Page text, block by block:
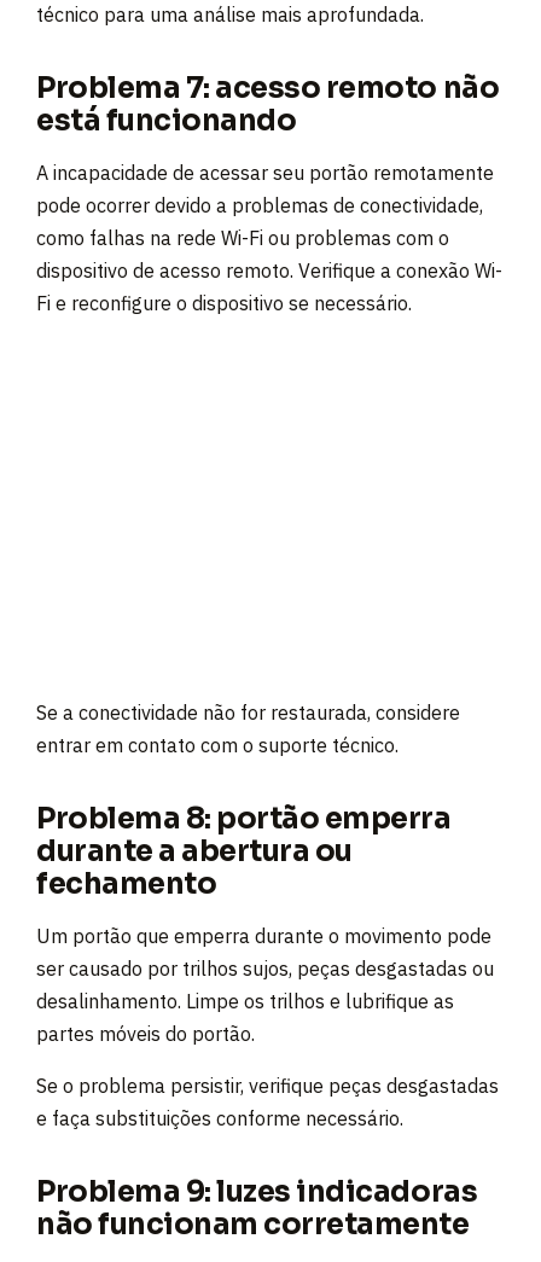
técnico para uma análise mais aprofundada.
Problema 7: acesso remoto não
está funcionando
A incapacidade de acessar seu portão remotamente
pode ocorrer devido a problemas de conectividade,
como falhas na rede Wi-Fi ou problemas com o
dispositivo de acesso remoto. Verifique a conexão Wi-
Fi e reconfigure o dispositivo se necessário.
Se a conectividade não for restaurada, considere
entrar em contato com o suporte técnico.
Problema 8: portão emperra
durante a abertura ou
fechamento
Um portão que emperra durante o movimento pode
ser causado por trilhos sujos, peças desgastadas ou
desalinhamento. Limpe os trilhos e lubrifique as
partes móveis do portão.
Se o problema persistir, verifique peças desgastadas
e faça substituições conforme necessário.
Problema 9: luzes indicadoras
não funcionam corretamente